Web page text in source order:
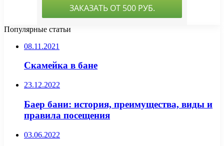
Популярные статьи
08.11.2021
Скамейка в бане
23.12.2022
Баер бани: история, преимущества, виды и
правила посещения
03.06.2022